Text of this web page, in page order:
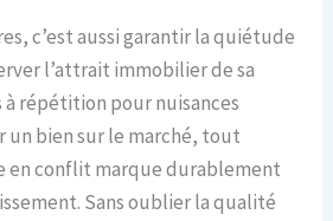
c’est aussi garantir la quiétude
l’attrait immobilier de sa
à répétition pour nuisances
un bien sur le marché, tout
en conflit marque durablement
Sans oublier la qualité